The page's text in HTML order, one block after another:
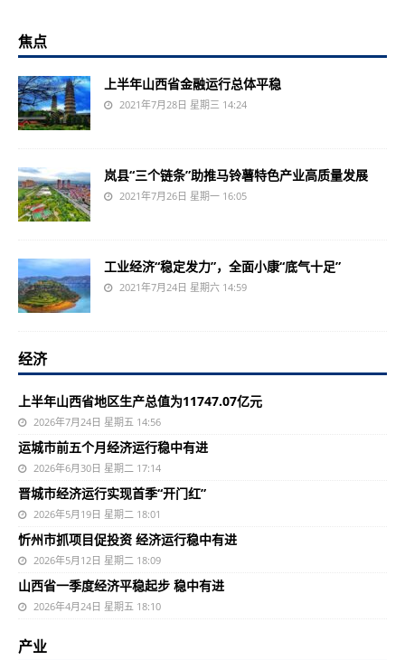
焦点
上半年山西省金融运行总体平稳
2021年7月28日 星期三 14:24
岚县“三个链条”助推马铃薯特色产业高质量发展
2021年7月26日 星期一 16:05
工业经济“稳定发力”，全面小康“底气十足”
2021年7月24日 星期六 14:59
经济
上半年山西省地区生产总值为11747.07亿元
2026年7月24日 星期五 14:56
运城市前五个月经济运行稳中有进
2026年6月30日 星期二 17:14
晋城市经济运行实现首季“开门红”
2026年5月19日 星期二 18:01
忻州市抓项目促投资 经济运行稳中有进
2026年5月12日 星期二 18:09
山西省一季度经济平稳起步 稳中有进
2026年4月24日 星期五 18:10
产业